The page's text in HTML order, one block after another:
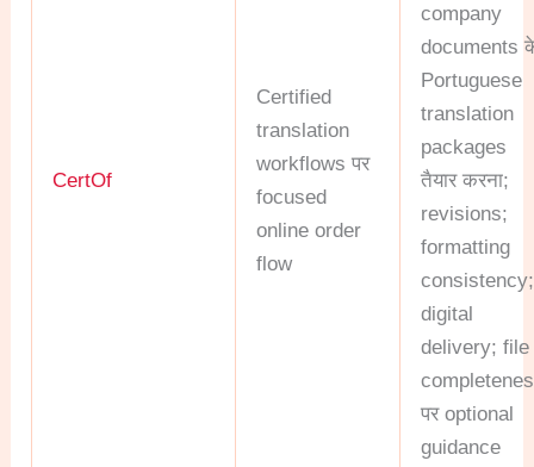
CertOf
Certified
translation
workflows पर
focused
online order
flow
company
documents
Portuguese
translation
packages
तैयार करना;
revisions;
formatting
consistency;
digital
delivery; file
पर optional
guidance